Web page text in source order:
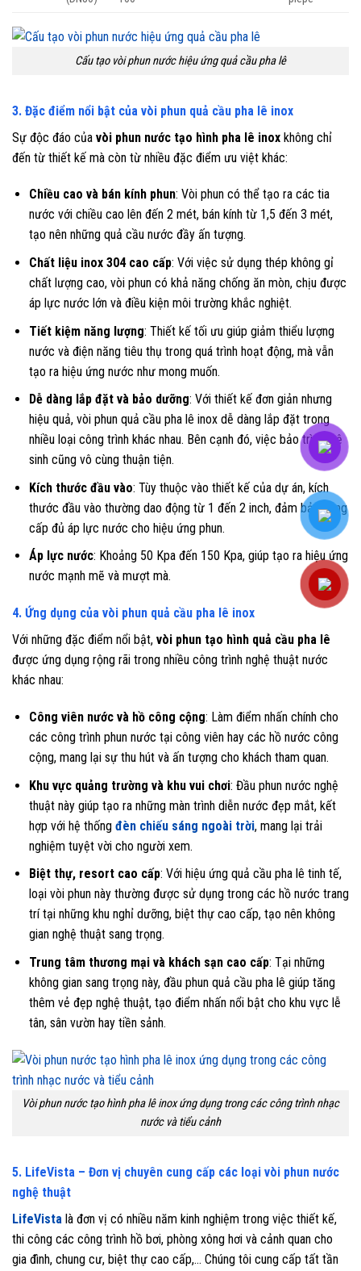
Cấu tạo vòi phun nước hiệu ứng quả cầu pha lê
3. Đặc điểm nổi bật của vòi phun quả cầu pha lê inox
Sự độc đáo của vòi phun nước tạo hình pha lê inox không chỉ
đến từ thiết kế mà còn từ nhiều đặc điểm ưu việt khác:
Chiều cao và bán kính phun: Vòi phun có thể tạo ra các tia
nước với chiều cao lên đến 2 mét, bán kính từ 1,5 đến 3 mét,
tạo nên những quả cầu nước đầy ấn tượng.
Chất liệu inox 304 cao cấp: Với việc sử dụng thép không gỉ
chất lượng cao, vòi phun có khả năng chống ăn mòn, chịu được
áp lực nước lớn và điều kiện môi trường khắc nghiệt.
Tiết kiệm năng lượng: Thiết kế tối ưu giúp giảm thiểu lượng
nước và điện năng tiêu thụ trong quá trình hoạt động, mà vẫn
tạo ra hiệu ứng nước như mong muốn.
Dễ dàng lắp đặt và bảo dưỡng: Với thiết kế đơn giản nhưng
hiệu quả, vòi phun quả cầu pha lê inox dễ dàng lắp đặt trong
nhiều loại công trình khác nhau. Bên cạnh đó, việc bảo trì và vệ
sinh cũng vô cùng thuận tiện.
Kích thước đầu vào: Tùy thuộc vào thiết kế của dự án, kích
thước đầu vào thường dao động từ 1 đến 2 inch, đảm bảo cung
cấp đủ áp lực nước cho hiệu ứng phun.
Áp lực nước: Khoảng 50 Kpa đến 150 Kpa, giúp tạo ra hiệu ứng
nước mạnh mẽ và mượt mà.
4. Ứng dụng của vòi phun quả cầu pha lê inox
Với những đặc điểm nổi bật, vòi phun tạo hình quả cầu pha lê
được ứng dụng rộng rãi trong nhiều công trình nghệ thuật nước
khác nhau:
Công viên nước và hồ công cộng: Làm điểm nhấn chính cho
các công trình phun nước tại công viên hay các hồ nước công
cộng, mang lại sự thu hút và ấn tượng cho khách tham quan.
Khu vực quảng trường và khu vui chơi: Đầu phun nước nghệ
thuật này giúp tạo ra những màn trình diễn nước đẹp mắt, kết
hợp với hệ thống đèn chiếu sáng ngoài trời, mang lại trải
nghiệm tuyệt vời cho người xem.
Biệt thự, resort cao cấp: Với hiệu ứng quả cầu pha lê tinh tế,
loại vòi phun này thường được sử dụng trong các hồ nước trang
trí tại những khu nghỉ dưỡng, biệt thự cao cấp, tạo nên không
gian nghệ thuật sang trọng.
Trung tâm thương mại và khách sạn cao cấp: Tại những
không gian sang trọng này, đầu phun quả cầu pha lê giúp tăng
thêm vẻ đẹp nghệ thuật, tạo điểm nhấn nổi bật cho khu vực lễ
tân, sân vườn hay tiền sảnh.
Vòi phun nước tạo hình pha lê inox ứng dụng trong các công trình nhạc
nước và tiểu cảnh
5. LifeVista – Đơn vị chuyên cung cấp các loại vòi phun nước
nghệ thuật
LifeVista là đơn vị có nhiều năm kinh nghiệm trong việc thiết kế,
thi công các công trình hồ bơi, phòng xông hơi và cảnh quan cho
gia đình, chung cư, biệt thự cao cấp,… Chúng tôi cung cấp tất tần